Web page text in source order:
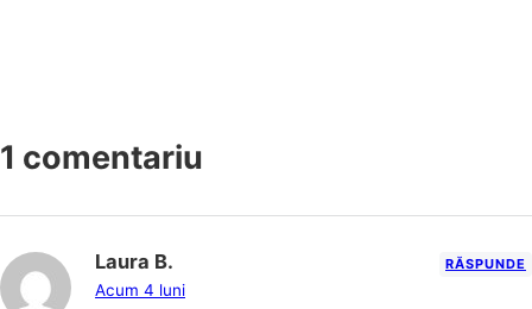
1 comentariu
Laura B.
Acum 4 luni
RĂSPUNDE